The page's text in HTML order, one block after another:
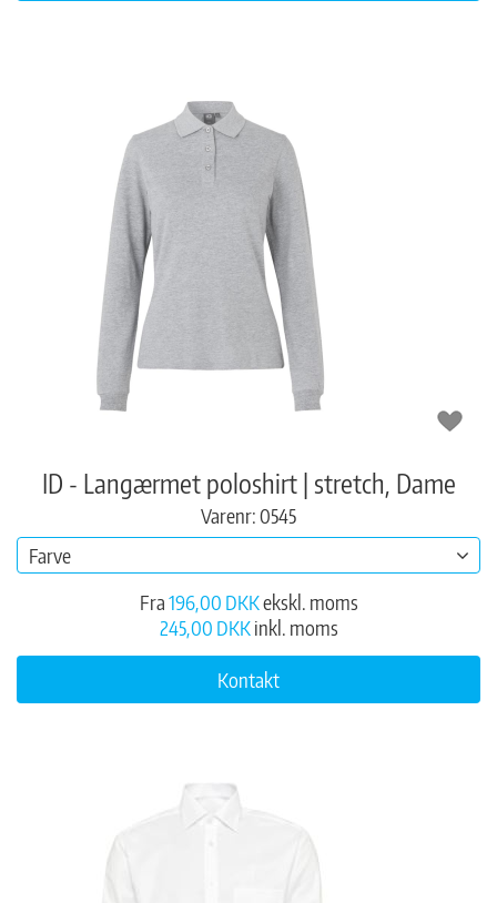
ID - Langærmet poloshirt | stretch, Dame
Varenr: 0545
Farve
Fra196,00 DKKekskl. moms
245,00 DKKinkl. moms
Kontakt